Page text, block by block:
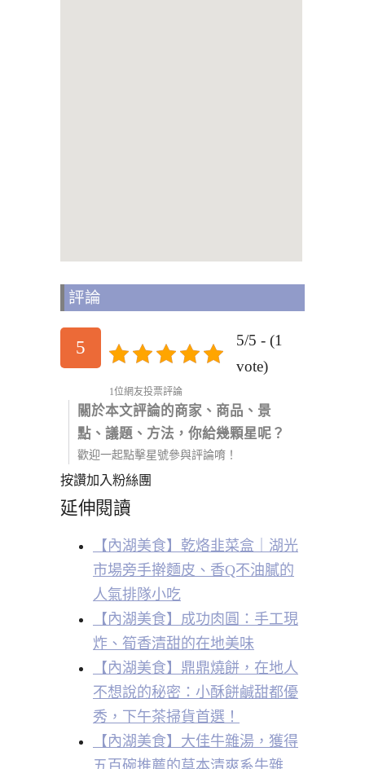
評論
5
5/5 - (1
vote)
1位網友投票評論
關於本文評論的商家、商品、景
點、議題、方法，你給幾顆星呢？
歡迎一起點擊星號參與評論唷！
按讚加入粉絲團
延伸閱讀
【內湖美食】乾烙韭菜盒｜湖光
市場旁手擀麵皮、香Q不油膩的
人氣排隊小吃
【內湖美食】成功肉圓：手工現
炸、筍香清甜的在地美味
【內湖美食】鼎鼎燒餅，在地人
不想說的秘密：小酥餅鹹甜都優
秀，下午茶掃貨首選！
【內湖美食】大佳牛雜湯，獲得